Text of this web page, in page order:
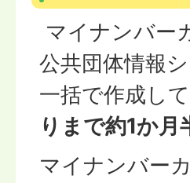
マイナンバー
公共団体情報
一括で作成し
りまで約1か
マイナンバー